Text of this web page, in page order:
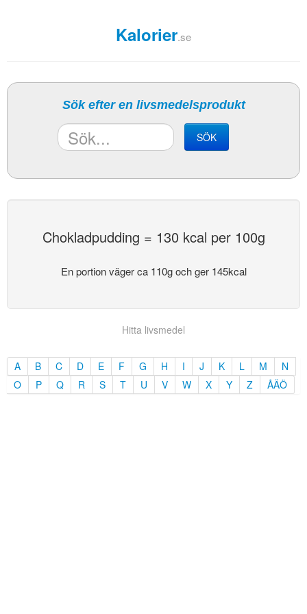
Kalorier.se
Sök efter en livsmedelsprodukt
SÖK
Chokladpudding = 130 kcal per 100g
En portion väger ca 110g och ger 145kcal
Hitta livsmedel
A B C D E F G H I J K L M
N
O
P Q R S T U V W X Y Z ÅÄÖ